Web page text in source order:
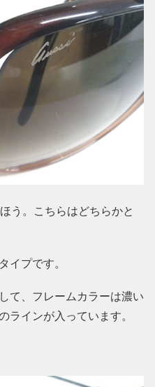
う。こちらはどちらかと
イプです。
て、フレームカラーは濃い
ラインが入っています。